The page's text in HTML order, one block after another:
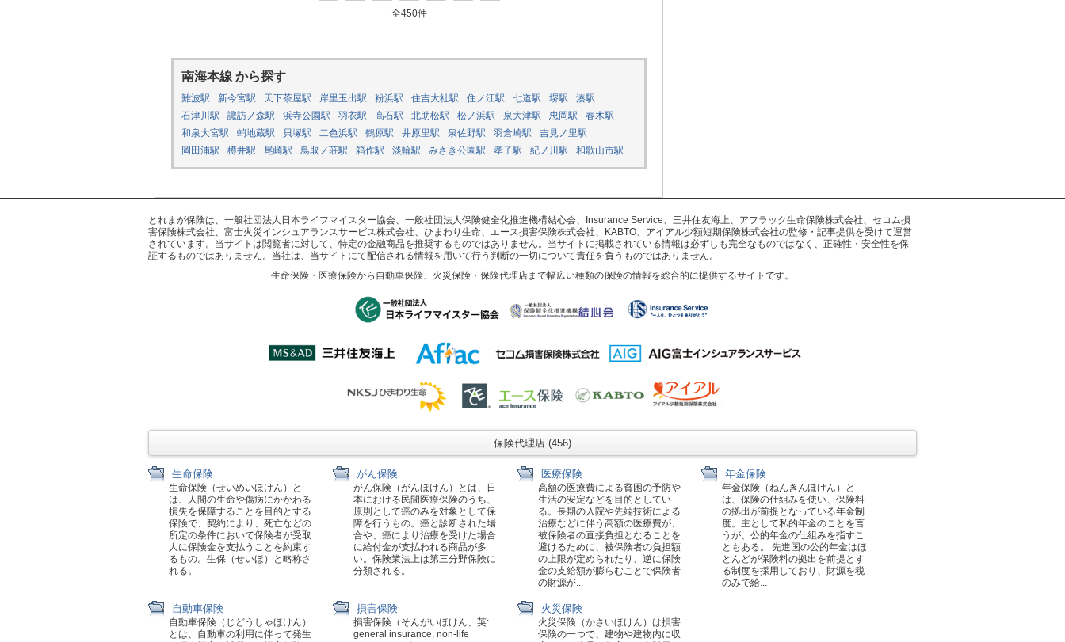
全450件
南海本線 から探す
難波駅 新今宮駅 天下茶屋駅 岸里玉出駅 粉浜駅 住吉大社駅 住ノ江駅 七道駅 堺駅
湊駅
石津川駅
諏訪ノ森駅 浜寺公園駅 羽衣駅 高石駅 北助松駅 松ノ浜駅 泉大津駅 忠岡駅
春木駅
和泉大宮駅
蛸地蔵駅 貝塚駅 二色浜駅 鶴原駅 井原里駅 泉佐野駅 羽倉崎駅
吉見ノ里駅
岡田浦駅
樽井駅 尾崎駅 鳥取ノ荘駅 箱作駅 淡輪駅 みさき公園駅 孝子駅 紀ノ川駅 和歌山市駅
とれまが保険は、一般社団法人日本ライフマイスター協会、一般社団法人保険健全化推進機構結心会、Insurance Service、三井住友海上、アフラック生命保険株式会社、セコム損
害保険株式会社、富士火災インシュアランスサービス株式会社、ひまわり生命、エース損害保険株式会社、KABTO、アイアル少額短期保険株式会社の監修・記事提供を受けて運営
されています。当サイトは閲覧者に対して、特定の金融商品を推奨するものではありません。当サイトに掲載されている情報は必ずしも完全なものではなく、正確性・安全性を保
証するものではありません。当社は、当サイトにて配信される情報を用いて行う判断の一切について責任を負うものではありません。
生命保険・医療保険から自動車保険、火災保険・保険代理店まで幅広い種類の保険の情報を総合的に提供するサイトです。
保険代理店 (456)
生命保険
生命保険（せいめいほけん）と
は、人間の生命や傷病にかかわる
損失を保障することを目的とする
保険で、契約により、死亡などの
所定の条件において保険者が受取
人に保険金を支払うことを約束す
るもの。生保（せいほ）と略称さ
れる。
がん保険
がん保険（がんほけん）とは、日
本における民間医療保険のうち、
原則として癌のみを対象として保
障を行うもの。癌と診断された場
合や、癌により治療を受けた場合
に給付金が支払われる商品が多
い。保険業法上は第三分野保険に
分類される。
医療保険
高額の医療費による貧困の予防や
生活の安定などを目的としてい
る。長期の入院や先端技術による
治療などに伴う高額の医療費が、
被保険者の直接負担となることを
避けるために、被保険者の負担額
の上限が定められたり、逆に保険
金の支給額が膨らむことで保険者
の財源が...
年金保険
年金保険（ねんきんほけん）と
は、保険の仕組みを使い、保険料
の拠出が前提となっている年金制
度。主として私的年金のことを言
うが、公的年金の仕組みを指すこ
ともある。 先進国の公的年金はほ
とんどが保険料の拠出を前提とす
る制度を採用しており、財源を税
のみで給...
自動車保険
自動車保険（じどうしゃほけん）
とは、自動車の利用に伴って発生
損害保険
損害保険（そんがいほけん、英:
general insurance, non-life
火災保険
火災保険（かさいほけん）は損害
保険の一つで、建物や建物内に収